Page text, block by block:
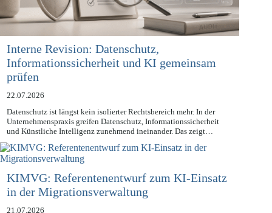
Interne Revision: Datenschutz,
Informationssicherheit und KI gemeinsam
prüfen
22.07.2026
Datenschutz ist längst kein isolierter Rechtsbereich mehr. In der
Unternehmenspraxis greifen Datenschutz, Informationssicherheit
und Künstliche Intelligenz zunehmend ineinander. Das zeigt…
KIMVG: Referentenentwurf zum KI-Einsatz
in der Migrationsverwaltung